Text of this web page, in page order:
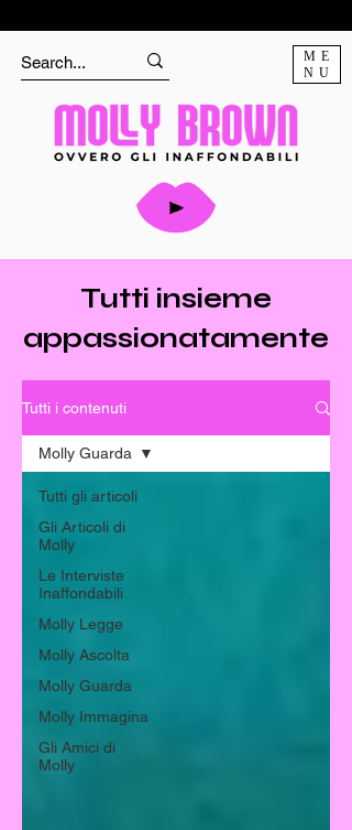
ME
NU
Tutti insieme
appassionatamente
Tutti i contenuti
Tutti gli articoli
Gli Articoli di
Molly
Le Interviste
Inaffondabili
Molly Legge
Molly Ascolta
Molly Guarda
Molly Immagina
Gli Amici di
Molly
Molly Guarda